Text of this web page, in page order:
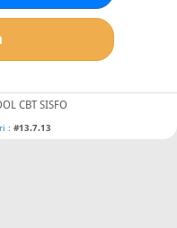
CBT SISFO
: #13.7.13